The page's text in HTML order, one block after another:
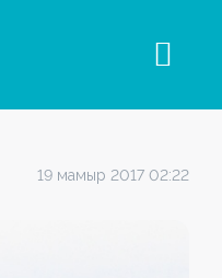
19 мамыр 2017 02:22